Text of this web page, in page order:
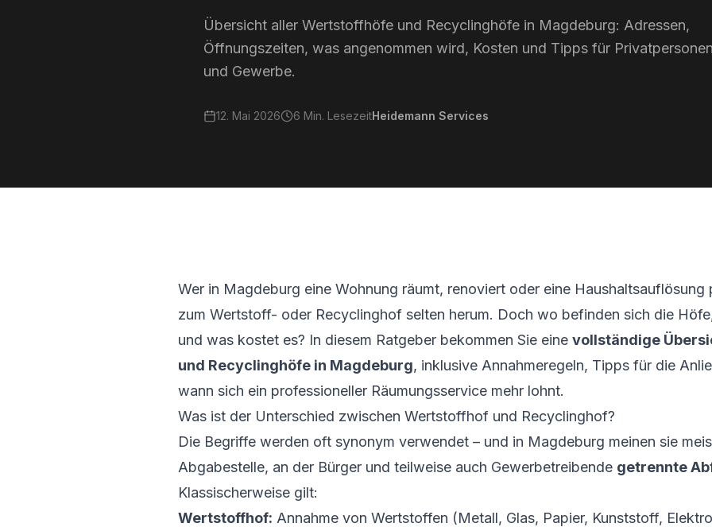
Übersicht aller Wertstoffhöfe und Recyclinghöfe in Magdeburg: Adressen,
Öffnungszeiten, was angenommen wird, Kosten und Tipps für
und Gewerbe.
12. Mai 2026 6 Min. LesezeitHeidemann Services
Wer in Magdeburg eine Wohnung räumt, renoviert oder eine Haushaltsauflösung
zum Wertstoff- oder Recyclinghof selten herum. Doch wo befinden sich die
und was kostet es? In diesem Ratgeber bekommen Sie eine vollständige
und Recyclinghöfe in Magdeburg, inklusive Annahmeregeln, Tipps für die
wann sich ein professioneller Räumungsservice mehr lohnt.
Was ist der Unterschied zwischen Wertstoffhof und Recyclinghof?
Die Begriffe werden oft synonym verwendet – und in Magdeburg meinen sie
Abgabestelle, an der Bürger und teilweise auch Gewerbetreibende getrennte
Klassischerweise gilt:
Wertstoffhof: Annahme von Wertstoffen (Metall, Glas, Papier, Kunststoff,